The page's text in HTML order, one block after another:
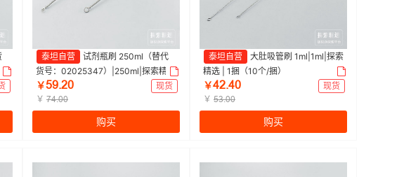
泰坦自营
试剂瓶刷 250ml（替代
货号：02025347）|250ml|探索精选
| 1包（10个/包)
￥œůŤſř
现货
￥ ƚȂŤřř
购买
泰坦自营
大肚吸管刷 1ml|1ml|探索
精选 | 1捆（10个/捆）
￥ȂſŤȂř
现货
￥ œŁŤřř
购买